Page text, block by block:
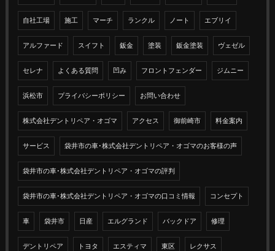
自社工場 施工 マーチ ランクル ノート エブリイ
アルファード スイフト 鈑金 塗装 鈑金塗装 ヴェゼル
セレナ よくある質問 凹み フロントフェンダー ジムニー
浜松市 プライバシーポリシー お問い合わせ
株式会社デントリペア・オゴマ アクセス 御前崎市 料金案内
サービス 袋井市の車･株式会社デントリペア・オゴマのお客様の声
袋井市の車･株式会社デントリペア・オゴマの評判
袋井市の車･株式会社デントリペア・オゴマの口コミ情報 コンセプト
車 袋井市 日産 エルグランド バックドア 修理
デントリペア トヨタ エスティマ 東区 レクサス